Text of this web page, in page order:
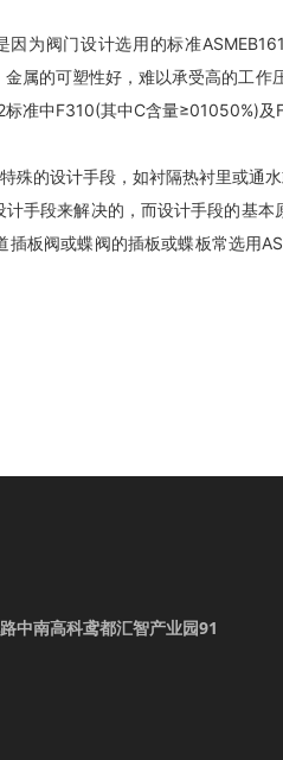
阀门设计选用的标准
的可塑性好，难以承受高的工作
准中F310(其中C含量≥01050%)
设计手段，如衬隔热衬里或通水
手段来解决的，而设计手段的基
板阀或蝶阀的插板或蝶板常选用
中南高科鸢都汇智产业园91